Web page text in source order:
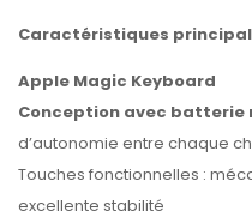
Caractéristiques
Apple Magic Keyboard
Conception avec batterie
d’autonomie entre chaque
Touches fonctionnelles :
excellente stabilité